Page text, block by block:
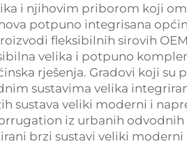
i njihovim priborom koji
potpuno integrisana
fleksibilnih sirovih
velika i potpuno
rješenja. Gradovi koji su
sustavima velika
sustava veliki moderni i
iz urbanih
brzi sustavi veliki moderni